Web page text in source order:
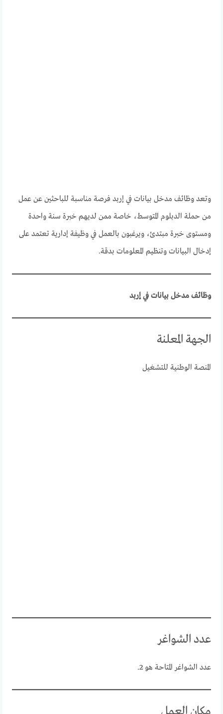
وتعد وظائف مدخل بيانات في إربد فرصة مناسبة للباحثين عن عمل
من حملة الدبلوم المتوسط، خاصة ممن لديهم خبرة سنة واحدة
ومستوى خبرة مبتدئ، ويرغبون بالعمل في وظيفة إدارية تعتمد على
إدخال البيانات وتنظيم المعلومات بدقة.
وظائف مدخل بيانات في إربد
الجهة المعلنة
المنصة الوطنية للتشغيل
عدد الشواغر
عدد الشواغر المتاحة هو 2.